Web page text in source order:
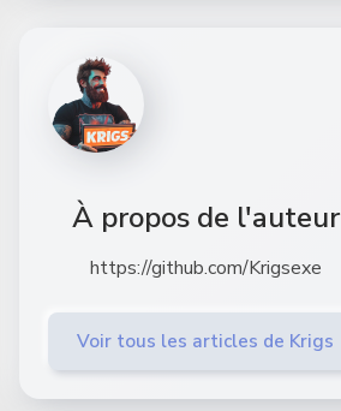
À propos de l'auteur
https://github.com/Krigsexe
Voir tous les articles de Krigs